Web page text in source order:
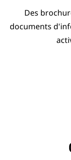
Des
documents